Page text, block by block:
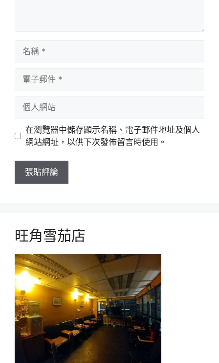
站
在瀏覽器中儲存顯示名稱、電子郵件地址及個人
網站網址，以供下次發佈留言時使用。
旺角雪茄店